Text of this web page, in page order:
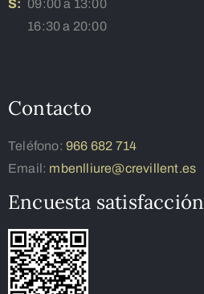
S: 09:00 a 13:00
16:30 a 20:00
Contacto
Teléfono: 966 682 714
Email: mbenlliure@crevillent.es
Encuesta satisfacción